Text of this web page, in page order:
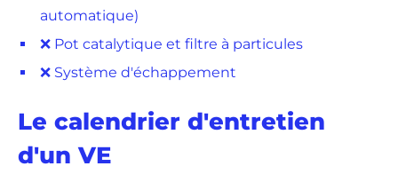
automatique)
❌ Pot catalytique et filtre à particules
❌ Système d'échappement
Le calendrier d'entretien
d'un VE